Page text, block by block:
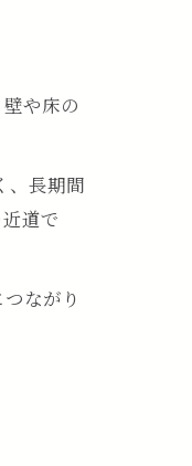
や床の
、長期間
道で
ながり